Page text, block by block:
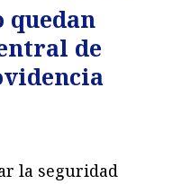
quedan
de
la seguridad